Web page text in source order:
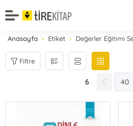
Anasayfa Etiket Değerler Eğitimi
Filtre
6